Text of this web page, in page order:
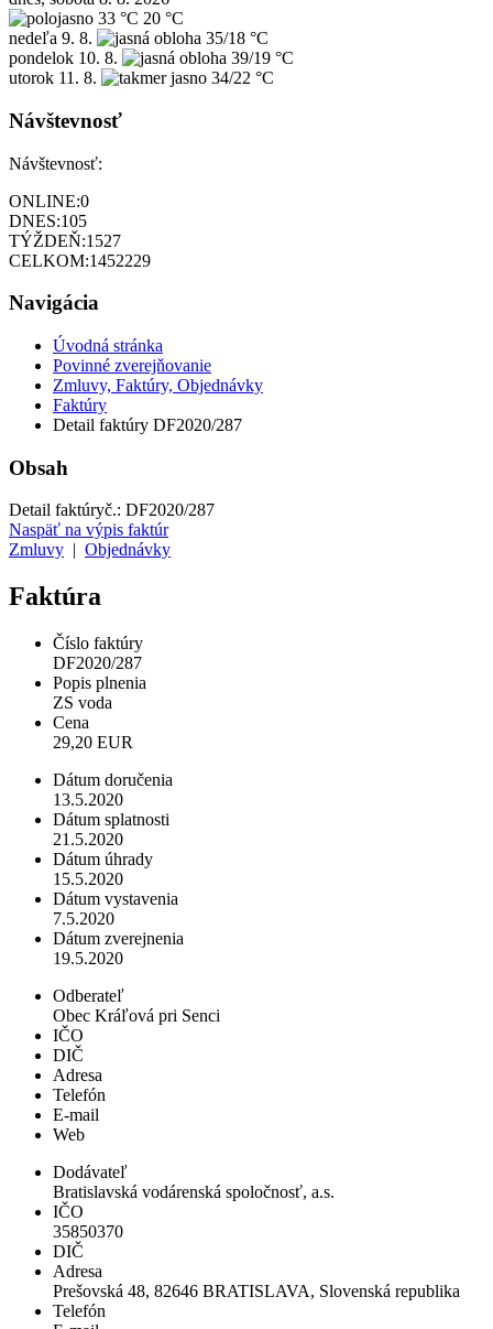
33 °C 20 °C
nedeľa 9. 8.
35/18 °C
pondelok 10. 8.
39/19 °C
utorok 11. 8. 34/22 °C
Návštevnosť
Návštevnosť:
ONLINE:0
DNES:105
TÝŽDEŇ:1527
CELKOM:1452229
Navigácia
Úvodná stránka
Povinné zverejňovanie
Zmluvy, Faktúry, Objednávky
Faktúry
Detail faktúry DF2020/287
Obsah
Detail faktúryč.: DF2020/287
Naspäť na výpis faktúr
Zmluvy
Objednávky
Faktúra
Číslo faktúry
DF2020/287
Popis plnenia
ZS voda
Cena
29,20 EUR
Dátum doručenia
13.5.2020
Dátum splatnosti
21.5.2020
Dátum úhrady
15.5.2020
Dátum vystavenia
7.5.2020
Dátum zverejnenia
19.5.2020
Odberateľ
Obec Kráľová pri Senci
IČO
DIČ
Adresa
Telefón
E-mail
Web
Dodávateľ
Bratislavská vodárenská spoločnosť, a.s.
IČO
35850370
DIČ
Adresa
Prešovská 48, 82646 BRATISLAVA, Slovenská republika
Telefón